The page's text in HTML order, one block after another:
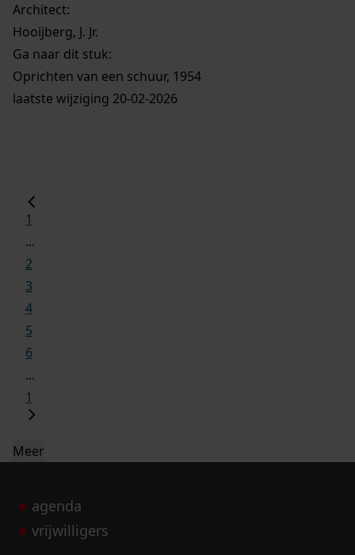
Architect:
Hooijberg, J. Jr.
Ga naar dit stuk:
Oprichten van een schuur, 1954
laatste wijziging 20-02-2026
1
...
2
3
4
5
6
...
1
Meer
agenda
vrijwilligers